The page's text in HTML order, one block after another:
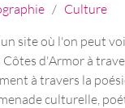
/ Culture
site où l'on peut
d'Armor à
à travers la
culturelle,